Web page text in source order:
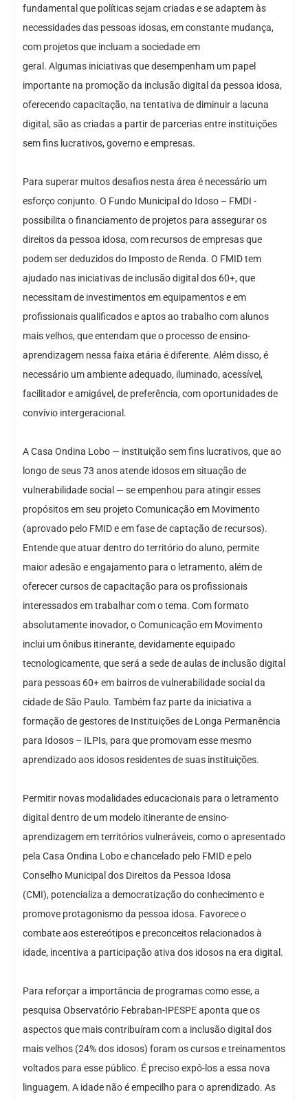
fundamental que políticas sejam criadas e se adaptem às
necessidades das pessoas idosas, em constante mudança,
com projetos que incluam a sociedade em
geral. Algumas iniciativas que desempenham um papel
importante na promoção da inclusão digital da pessoa idosa,
oferecendo capacitação, na tentativa de diminuir a lacuna
digital, são as criadas a partir de parcerias entre instituições
sem fins lucrativos, governo e empresas.
Para superar muitos desafios nesta área é necessário um
esforço conjunto. O Fundo Municipal do Idoso – FMDI -
possibilita o financiamento de projetos para assegurar os
direitos da pessoa idosa, com recursos de empresas que
podem ser deduzidos do Imposto de Renda. O FMID tem
ajudado nas iniciativas de inclusão digital dos 60+, que
necessitam de investimentos em equipamentos e em
profissionais qualificados e aptos ao trabalho com alunos
mais velhos, que entendam que o processo de ensino-
aprendizagem nessa faixa etária é diferente. Além disso, é
necessário um ambiente adequado, iluminado, acessível,
facilitador e amigável, de preferência, com oportunidades de
convívio intergeracional.
A Casa Ondina Lobo — instituição sem fins lucrativos, que ao
longo de seus 73 anos atende idosos em situação de
vulnerabilidade social — se empenhou para atingir esses
propósitos em seu projeto Comunicação em Movimento
(aprovado pelo FMID e em fase de captação de recursos).
Entende que atuar dentro do território do aluno, permite
maior adesão e engajamento para o letramento, além de
oferecer cursos de capacitação para os profissionais
interessados em trabalhar com o tema. Com formato
absolutamente inovador, o Comunicação em Movimento
inclui um ônibus itinerante, devidamente equipado
tecnologicamente, que será a sede de aulas de inclusão digital
para pessoas 60+ em bairros de vulnerabilidade social da
cidade de São Paulo. Também faz parte da iniciativa a
formação de gestores de Instituições de Longa Permanência
para Idosos – ILPIs, para que promovam esse mesmo
aprendizado aos idosos residentes de suas instituições.
Permitir novas modalidades educacionais para o letramento
digital dentro de um modelo itinerante de ensino-
aprendizagem em territórios vulneráveis, como o apresentado
pela Casa Ondina Lobo e chancelado pelo FMID e pelo
Conselho Municipal dos Direitos da Pessoa Idosa
(CMI), potencializa a democratização do conhecimento e
promove protagonismo da pessoa idosa. Favorece o
combate aos estereótipos e preconceitos relacionados à
idade, incentiva a participação ativa dos idosos na era digital.
Para reforçar a importância de programas como esse, a
pesquisa Observatório Febraban-IPESPE aponta que os
aspectos que mais contribuíram com a inclusão digital dos
mais velhos (24% dos idosos) foram os cursos e treinamentos
voltados para esse público. É preciso expô-los a essa nova
linguagem. A idade não é empecilho para o aprendizado. As